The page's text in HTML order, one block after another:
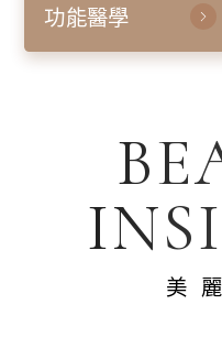
功能醫學
美